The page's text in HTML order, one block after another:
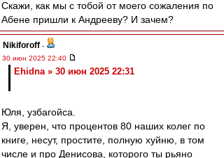
Скажи, как мы с тобой от моего сожаления по
Абене пришли к Андрееву? И зачем?
Nikiforoff -
30 июн 2025 22:40
Ehidna » 30 июн 2025 22:31
Юля, узбагойса.
Я, уверен, что процентов 80 наших колег по
книге, несут, простите, полную хуйню, в том
числе и про Денисова, которого ты рьяно